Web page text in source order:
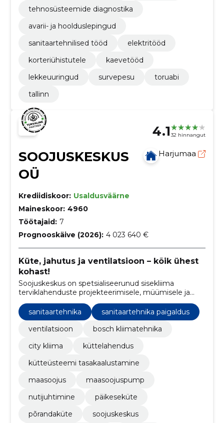
tehnosüsteemide diagnostika
avarii- ja hoolduslepingud
sanitaartehnilised tööd
elektritööd
korteriühistutele
kaevetööd
lekkeuuringud
survepesu
toruabi
tallinn
4.1 32 hinnangut
SOOJUSKESKUS
OÜ
Harjumaa
Krediidiskoor: Usaldusväärne
Maineskoor: 4960
Töötajaid: 7
Prognooskäive (2026): 4 023 640 €
Küte, jahutus ja ventilatsioon – kõik ühest
kohast!
Soojuskeskus on spetsialiseerunud sisekliima
terviklahenduste projekteerimisele, müümisele ja
paigaldamisele, hõlmates selles nii küte, jahutus kui
ka ventilatsiooni süsteemidega seotud teenuseid.
sanitaartehnika
sanitaartehnika paigaldus
ventilatsioon
bosch kliimatehnika
city kliima
küttelahendus
kütteüsteemi tasakaalustamine
maasoojus
maasoojuspump
nutijuhtimine
päikeseküte
põrandaküte
soojuskeskus